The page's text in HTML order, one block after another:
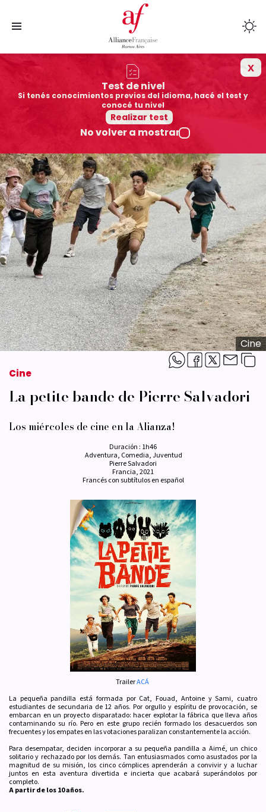
Cursos
Sedes
Colegios afiliados
Cultura
Mediateca
Quiénes somos
Exámenes
Cine
Cine
La petite bande de Pierre Salvadori
Los miércoles de cine en la Alianza!
Duración : 1h46
Adventura, Comedia, Juventud
Pierre Salvadori
Francia, 2021
Francés con subtítulos en español
TrailerACÁ
La pequeña pandilla está formada por Cat, Fouad, Antoine y Sami, cuatro
estudiantes de secundaria de 12 años. Por orgullo y espíritu de provocación, se
embarcan en un proyecto disparatado: hacer explotar la fábrica que lleva años
contaminando su río. Pero en este grupo recién formado los desacuerdos son
frecuentes y los empates en las votaciones paralizan constantemente la acción.
Para desempatar, deciden incorporar a su pequeña pandilla a Aimé, un chico
solitario y rechazado por los demás. Tan entusiasmados como asustados por la
magnitud de su misión, los cinco cómplices aprenderán a convivir y a luchar
juntos en esta aventura divertida e incierta que acabará superándolos por
completo.
A partir de los 10 años.
Test de nivel
Si tenés conocimientos previos del idioma, hacé el test y
conocé tu nivel
Realizar test
No volver a mostrar
x